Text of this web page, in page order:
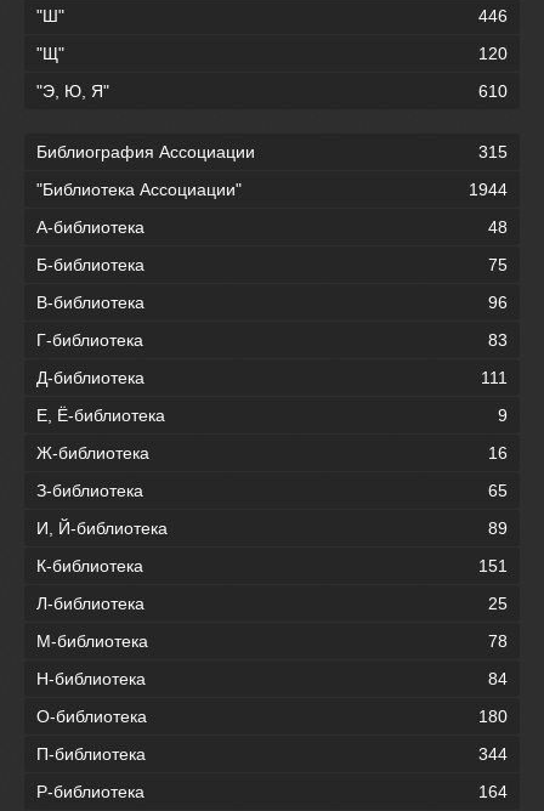
"Ш"
446
"Щ"
120
"Э, Ю, Я"
610
Библиография Ассоциации
315
"Библиотека Ассоциации"
1944
А-библиотека
48
Б-библиотека
75
В-библиотека
96
Г-библиотека
83
Д-библиотека
111
Е, Ё-библиотека
9
Ж-библиотека
16
З-библиотека
65
И, Й-библиотека
89
К-библиотека
151
Л-библиотека
25
М-библиотека
78
Н-библиотека
84
О-библиотека
180
П-библиотека
344
Р-библиотека
164